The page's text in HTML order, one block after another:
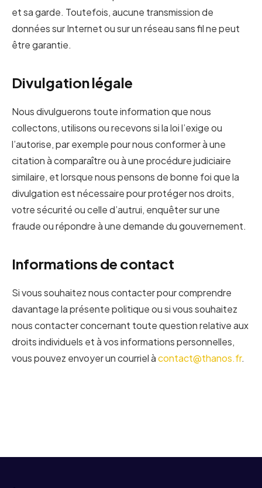
et sa garde. Toutefois, aucune transmission de
données sur Internet ou sur un réseau sans fil ne peut
être garantie.
Divulgation légale
Nous divulguerons toute information que nous
collectons, utilisons ou recevons si la loi l’exige ou
l’autorise, par exemple pour nous conformer à une
citation à comparaître ou à une procédure judiciaire
similaire, et lorsque nous pensons de bonne foi que la
divulgation est nécessaire pour protéger nos droits,
votre sécurité ou celle d’autrui, enquêter sur une
fraude ou répondre à une demande du gouvernement.
Informations de contact
Si vous souhaitez nous contacter pour comprendre
davantage la présente politique ou si vous souhaitez
nous contacter concernant toute question relative aux
droits individuels et à vos informations personnelles,
vous pouvez envoyer un courriel àcontact@thanos.fr.